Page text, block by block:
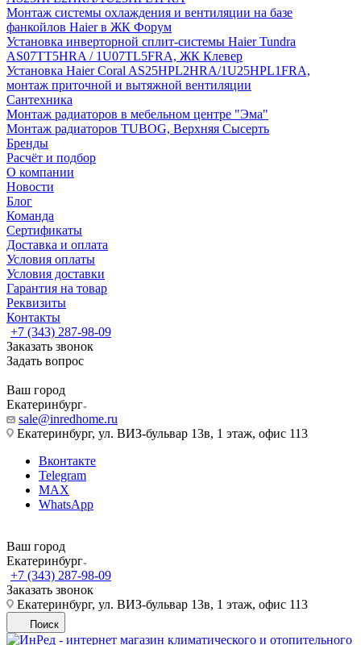
Монтаж системы охлаждения и вентиляции на базе
фанкойлов Haier в ЖК Форум
Установка инверторной сплит-системы Haier Tundra
AS07TT5HRA / 1U07TL5FRA, ЖК Клевер
Установка Haier Coral AS25HPL2HRA/1U25HPL1FRA,
монтаж приточной и вытяжной вентиляции
Сантехника
Монтаж радиаторов в мебельном центре "Эма"
Монтаж радиаторов TUBOG, Верхняя Сысерть
Бренды
Расчёт и подбор
О компании
Новости
Блог
Команда
Сертификаты
Доставка и оплата
Условия оплаты
Условия доставки
Гарантия на товар
Реквизиты
Контакты
+7 (343) 287-98-09
Заказать звонок
Задать вопрос
Ваш город
Екатеринбург
sale@inredhome.ru
Екатеринбург, ул. ВИЗ-бульвар 13в, 1 этаж, офис 113
Вконтакте
Telegram
MAX
WhatsApp
Ваш город
Екатеринбург
+7 (343) 287-98-09
Заказать звонок
Екатеринбург, ул. ВИЗ-бульвар 13в, 1 этаж, офис 113
Поиск